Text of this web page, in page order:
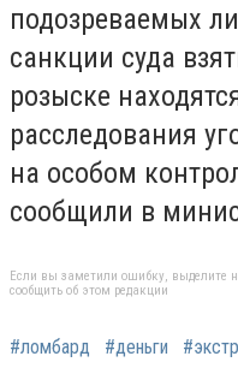
подозреваемых
санкции суда
розыске
расследования
на особом
сообщили в
Если вы заметили ошибку, выделите
сообщить об этом редакции
#ломбард #деньги